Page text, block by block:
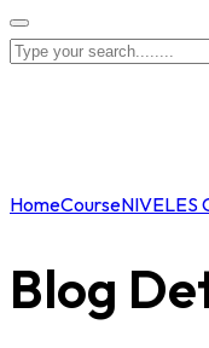
HomeCourseNIVELES
Blog